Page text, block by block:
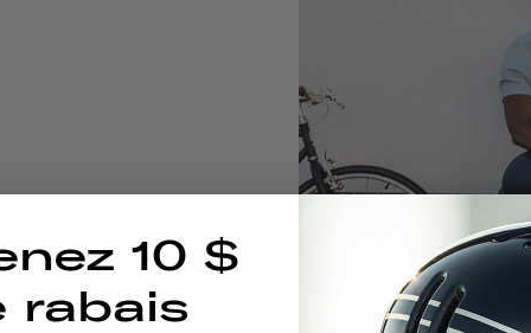
10 $
rabais